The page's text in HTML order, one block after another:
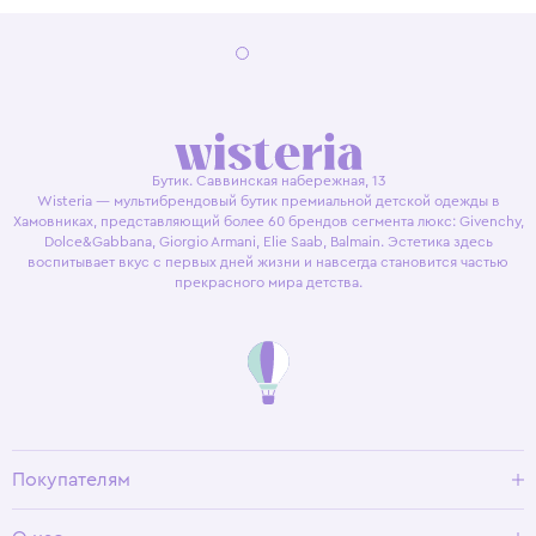
Бутик. Саввинская набережная, 13
Wisteria — мультибрендовый бутик премиальной детской одежды в
Хамовниках, представляющий более 60 брендов сегмента люкс: Givenchy,
Dolce&Gabbana, Giorgio Armani, Elie Saab, Balmain. Эстетика здесь
воспитывает вкус с первых дней жизни и навсегда становится частью
прекрасного мира детства.
Покупателям